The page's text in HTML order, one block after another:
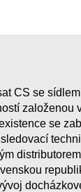
CS se
založenou
se